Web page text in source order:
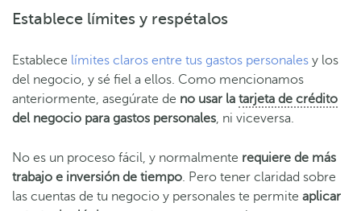
Establece límites y respétalos
Establece límites claros entre tus gastos personales y los
del negocio, y sé fiel a ellos. Como mencionamos
anteriormente, asegúrate de no usar la tarjeta de crédito
del negocio para gastos personales, ni viceversa.
No es un proceso fácil, y normalmente requiere de más
trabajo e inversión de tiempo. Pero tener claridad sobre
las cuentas de tu negocio y personales te permite aplicar